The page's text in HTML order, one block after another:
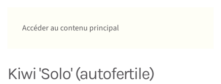
Accéder au contenu principal
Kiwi 'Solo' (autofertile)